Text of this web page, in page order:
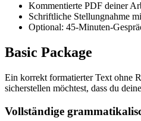
Kommentierte PDF deiner
Schriftliche Stellungnahme
Optional: 45-Minuten-
Basic Package
Ein korrekt formatierter Text ohne
sicherstellen möchtest, dass du
Vollständige